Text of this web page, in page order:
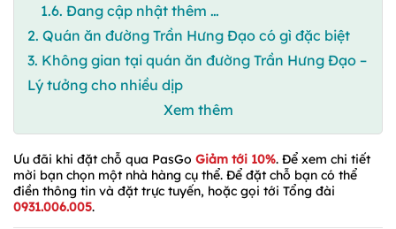
1.6. Đang cập nhật thêm …
2. Quán ăn đường Trần Hưng Đạo có gì đặc biệt
3. Không gian tại quán ăn đường Trần Hưng Đạo –
Lý tưởng cho nhiều dịp
Xem thêm
Ưu đãi khi đặt chỗ qua PasGo Giảm tới 10%. Để xem chi tiết
mời bạn chọn một nhà hàng cụ thể. Để đặt chỗ bạn có thể
điền thông tin và đặt trực tuyến, hoặc gọi tới Tổng đài
0931.006.005.